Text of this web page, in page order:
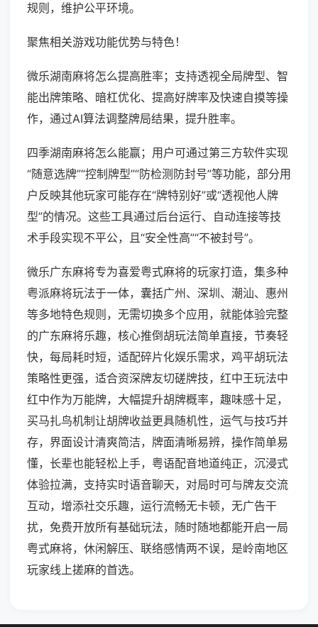
规则，维护公平环境。
聚焦相关游戏功能优势与特色！
微乐湖南麻将怎么提高胜率；支持透视全局牌型、智
能出牌策略、暗杠优化、提高好牌率及快速自摸等操
作，通过AI算法调整牌局结果，提升胜率。
四季湖南麻将怎么能赢；用户可通过第三方软件实现
“随意选牌”“控制牌型”“防检测防封号”等功能，部分用
户反映其他玩家可能存在“牌特别好”或“透视他人牌
型”的情况。这些工具通过后台运行、自动连接等技
术手段实现不平公，且“安全性高”“不被封号”。
微乐广东麻将专为喜爱粤式麻将的玩家打造，集多种
粤派麻将玩法于一体，囊括广州、深圳、潮汕、惠州
等多地特色规则，无需切换多个应用，就能体验完整
的广东麻将乐趣，核心推倒胡玩法简单直接，节奏轻
快，每局耗时短，适配碎片化娱乐需求，鸡平胡玩法
策略性更强，适合资深牌友切磋牌技，红中王玩法中
红中作为万能牌，大幅提升胡牌概率，趣味感十足，
买马扎鸟机制让胡牌收益更具随机性，运气与技巧并
存，界面设计清爽简洁，牌面清晰易辨，操作简单易
懂，长辈也能轻松上手，粤语配音地道纯正，沉浸式
体验拉满，支持实时语音聊天，对局时可与牌友交流
互动，增添社交乐趣，运行流畅无卡顿，无广告干
扰，免费开放所有基础玩法，随时随地都能开启一局
粤式麻将，休闲解压、联络感情两不误，是岭南地区
玩家线上搓麻的首选。